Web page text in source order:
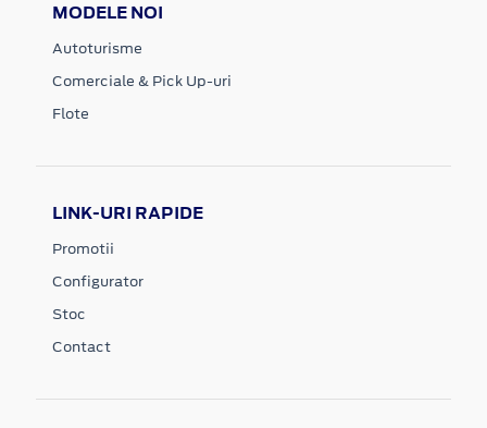
MODELE NOI
Autoturisme
Comerciale & Pick Up-uri
Flote
LINK-URI RAPIDE
Promotii
Configurator
Stoc
Contact